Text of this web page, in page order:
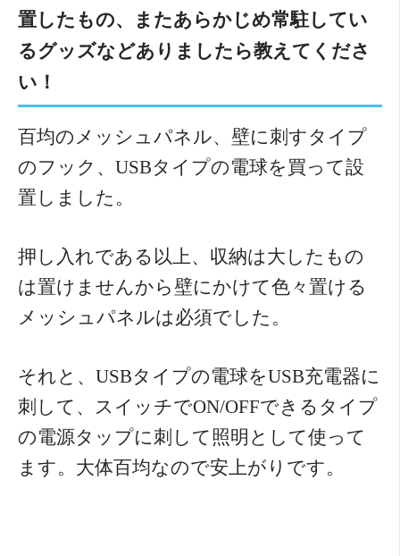
置したもの、またあらかじめ常駐してい
るグッズなどありましたら教えてくださ
い！
百均のメッシュパネル、壁に刺すタイプ
のフック、USBタイプの電球を買って設
置しました。
押し入れである以上、収納は大したもの
は置けませんから壁にかけて色々置ける
メッシュパネルは必須でした。
それと、USBタイプの電球をUSB充電器に
刺して、スイッチでON/OFFできるタイプ
の電源タップに刺して照明として使って
ます。大体百均なので安上がりです。